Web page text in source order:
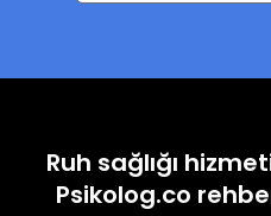
Ruh sağlığı
Psikolog.co